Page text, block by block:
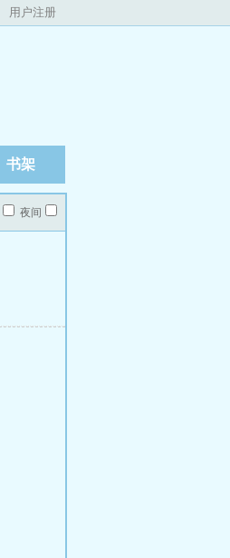
用户注册
书架
夜间